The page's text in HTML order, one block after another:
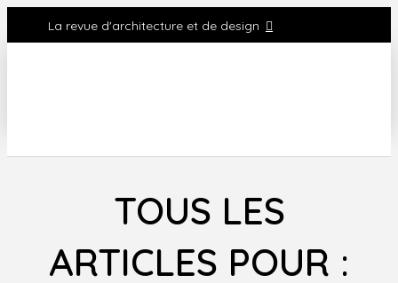
La revue d'architecture et de design
TOUS LES
ARTICLES POUR :